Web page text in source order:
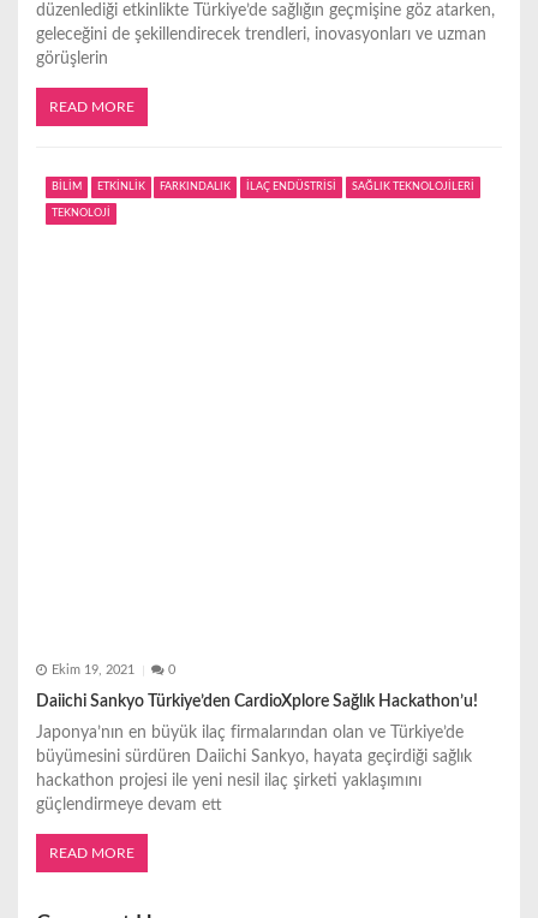
düzenlediği etkinlikte Türkiye’de sağlığın geçmişine göz atarken,
geleceğini de şekillendirecek trendleri, inovasyonları ve uzman
görüşlerin
READ MORE
BİLİM ETKİNLİK FARKINDALIK İLAÇ ENDÜSTRİSİ SAĞLIK TEKNOLOJİLERİ
TEKNOLOJİ
Ekim 19, 2021 0
Daiichi Sankyo Türkiye’den CardioXplore Sağlık Hackathon’u!
Japonya’nın en büyük ilaç firmalarından olan ve Türkiye’de
büyümesini sürdüren Daiichi Sankyo, hayata geçirdiği sağlık
hackathon projesi ile yeni nesil ilaç şirketi yaklaşımını
güçlendirmeye devam ett
READ MORE